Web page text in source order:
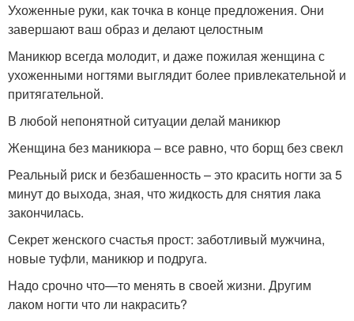
Ухоженные руки, как точка в конце предложения. Они
завершают ваш образ и делают целостным
Маникюр всегда молодит, и даже пожилая женщина с
ухоженными ногтями выглядит более привлекательной и
притягательной.
В любой непонятной ситуации делай маникюр
Женщина без маникюра – все равно, что борщ без свекл
Реальный риск и безбашенность – это красить ногти за 5
минут до выхода, зная, что жидкость для снятия лака
закончилась.
Секрет женского счастья прост: заботливый мужчина,
новые туфли, маникюр и подруга.
Надо срочно что—то менять в своей жизни. Другим
лаком ногти что ли накрасить?